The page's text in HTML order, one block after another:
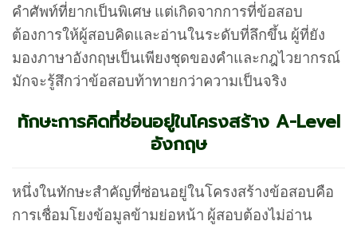
คำศัพท์ที่ยากเป็นพิเศษ แต่เกิดจากการที่ข้อสอบ
ต้องการให้ผู้สอบคิดและอ่านในระดับที่ลึกขึ้น ผู้ที่ยัง
มองภาษาอังกฤษเป็นเพียงชุดของคำและกฎไวยากรณ์
มักจะรู้สึกว่าข้อสอบท้าทายกว่าความเป็นจริง
ทักษะการคิดที่ซ่อนอยู่ในโครงสร้าง A-Level
อังกฤษ
หนึ่งในทักษะสำคัญที่ซ่อนอยู่ในโครงสร้างข้อสอบคือ
การเชื่อมโยงข้อมูลข้ามย่อหน้า ผู้สอบต้องไม่อ่าน